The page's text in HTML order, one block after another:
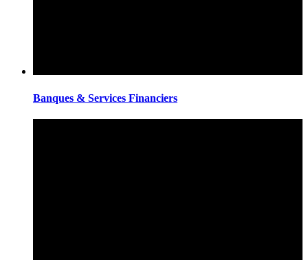
Banques & Services Financiers